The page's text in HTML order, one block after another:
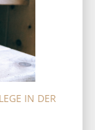
IN DER